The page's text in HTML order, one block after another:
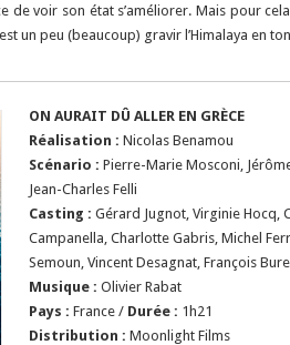
de voir son état s’améliorer. Mais pour
un peu (beaucoup) gravir l’Himalaya en
ON AURAIT DÛ ALLER EN GRÈCE
Réalisation :Nicolas Benamou
Scénario:Pierre-Marie Mosconi,
Jean-Charles Felli
Casting : Gérard Jugnot, Virginie Hocq,
Campanella, Charlotte Gabris, Michel
Semoun, Vincent Desagnat, François
Musique : Olivier Rabat
Pays : France / Durée : 1h21
Distribution : Moonlight Films